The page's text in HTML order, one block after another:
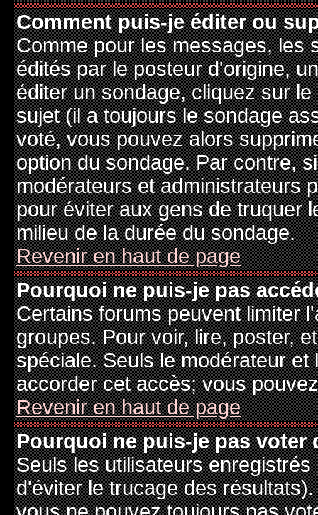
Comment puis-je éditer ou
Comme pour les messages, les
édités par le posteur d'origine,
éditer un sondage, cliquez sur
sujet (il a toujours le sondage
voté, vous pouvez alors
option du sondage. Par contre,
modérateurs et administrateurs
pour éviter aux gens de truquer
milieu de la durée du sondage.
Revenir en haut de page
Pourquoi ne puis-je pas
Certains forums peuvent limiter
groupes. Pour voir, lire, poster,
spéciale. Seuls le modérateur
accorder cet accès; vous
Revenir en haut de page
Pourquoi ne puis-je pas voter
Seuls les utilisateurs
d'éviter le trucage des